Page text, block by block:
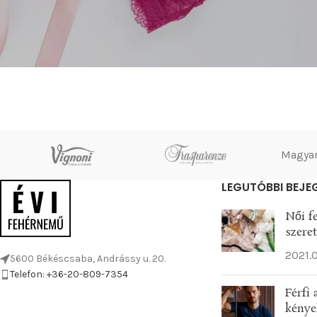
5600 Békéscsaba, Andrássy u. 20.
Telefon: +36-20-809-7354
LEGUTÓBBI
Női
Férfi